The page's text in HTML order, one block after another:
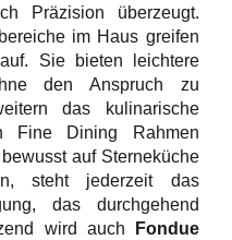
Präzision überzeugt.
im Haus greifen
Sie bieten leichtere
den Anspruch zu
das kulinarische
Fine Dining Rahmen
auf Sterneküche
steht jederzeit das
das durchgehend
wird auch
Fondue